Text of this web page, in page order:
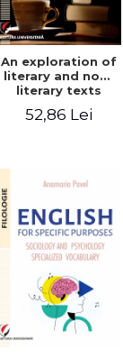
An exploration of
literary and non-
literary texts
52,86 Lei